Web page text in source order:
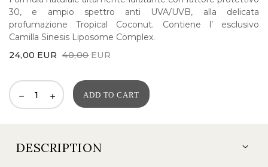
30, e ampio spettro anti UVA/UVB, alla delicata
profumazione Tropical Coconut. Contiene l’ esclusivo
Camilla Sinesis Liposome Complex.
40,00 EUR
Original
price
was:
24,00 EUR
Current
price
is:
ADD TO CART
DESCRIPTION